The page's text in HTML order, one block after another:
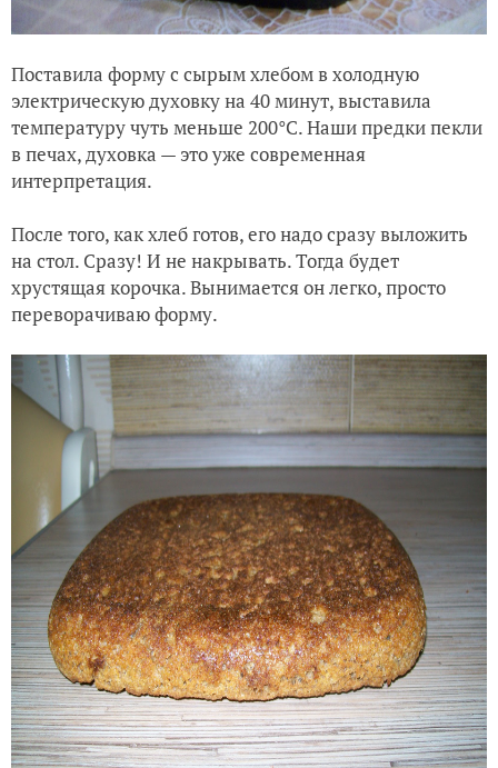
Поставила форму с сырым хлебом в холодную
электрическую духовку на 40 минут, выставила
температуру чуть меньше 200°С. Наши предки пекли
в печах, духовка — это уже современная
интерпретация.
После того, как хлеб готов, его надо сразу выложить
на стол. Сразу! И не накрывать. Тогда будет
хрустящая корочка. Вынимается он легко, просто
переворачиваю форму.